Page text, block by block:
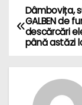
N
a
v
Dâmbovița,
GALBEN de
descărcări
până astăzi